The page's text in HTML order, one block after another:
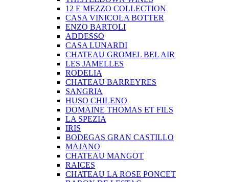
12 E MEZZO COLLECTION
CASA VINICOLA BOTTER
ENZO BARTOLI
ADDESSO
CASA LUNARDI
CHATEAU GROMEL BEL AIR
LES JAMELLES
RODELIA
CHATEAU BARREYRES
SANGRIA
HUSO CHILENO
DOMAINE THOMAS ET FILS
LA SPEZIA
IRIS
BODEGAS GRAN CASTILLO
MAJANO
CHATEAU MANGOT
RAICES
CHATEAU LA ROSE PONCET